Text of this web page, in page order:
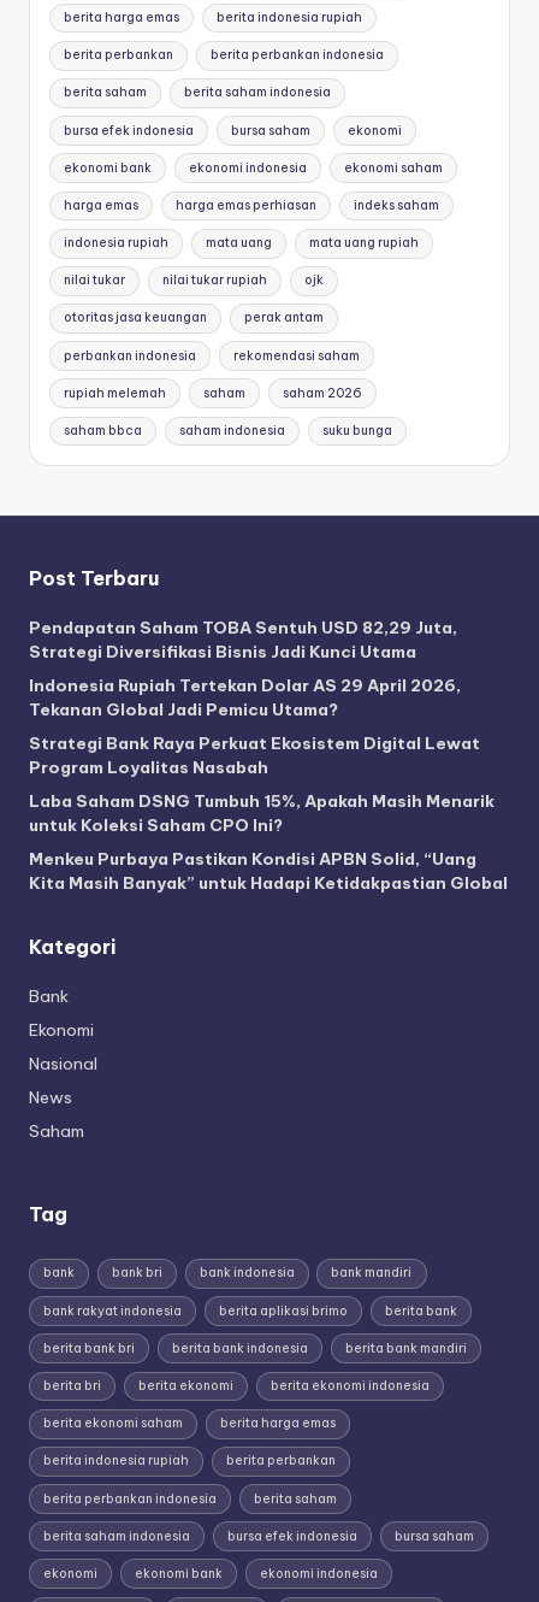
berita harga emas berita indonesia rupiah
berita perbankan berita perbankan indonesia
berita saham berita saham indonesia
bursa efek indonesia bursa saham ekonomi
ekonomi bank ekonomi indonesia ekonomi saham
harga emas harga emas perhiasan indeks saham
indonesia rupiah mata uang mata uang rupiah
nilai tukar nilai tukar rupiah ojk
otoritas jasa keuangan perak antam
perbankan indonesia rekomendasi saham
rupiah melemah saham saham 2026
saham bbca saham indonesia suku bunga
Post Terbaru
Pendapatan Saham TOBA Sentuh USD 82,29 Juta,
Strategi Diversifikasi Bisnis Jadi Kunci Utama
Indonesia Rupiah Tertekan Dolar AS 29 April 2026,
Tekanan Global Jadi Pemicu Utama?
Strategi Bank Raya Perkuat Ekosistem Digital Lewat
Program Loyalitas Nasabah
Laba Saham DSNG Tumbuh 15%, Apakah Masih Menarik
untuk Koleksi Saham CPO Ini?
Menkeu Purbaya Pastikan Kondisi APBN Solid, “Uang
Kita Masih Banyak” untuk Hadapi Ketidakpastian Global
Kategori
Bank
Ekonomi
Nasional
News
Saham
Tag
bank bank bri bank indonesia bank mandiri
bank rakyat indonesia berita aplikasi brimo berita bank
berita bank bri berita bank indonesia berita bank mandiri
berita bri berita ekonomi berita ekonomi indonesia
berita ekonomi saham berita harga emas
berita indonesia rupiah berita perbankan
berita perbankan indonesia berita saham
berita saham indonesia bursa efek indonesia bursa saham
ekonomi ekonomi bank ekonomi indonesia